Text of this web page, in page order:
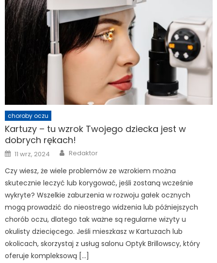
choroby oczu
Kartuzy – tu wzrok Twojego dziecka jest w
dobrych rękach!
Posted
on
11 wrz, 2024 Author
Redaktor
Czy wiesz, że wiele problemów ze wzrokiem można
skutecznie leczyć lub korygować, jeśli zostaną wcześnie
wykryte? Wszelkie zaburzenia w rozwoju gałek ocznych
mogą prowadzić do nieostrego widzenia lub późniejszych
chorób oczu, dlatego tak ważne są regularne wizyty u
okulisty dziecięcego. Jeśli mieszkasz w Kartuzach lub
okolicach, skorzystaj z usług salonu Optyk Brillowscy, który
oferuje kompleksową […]